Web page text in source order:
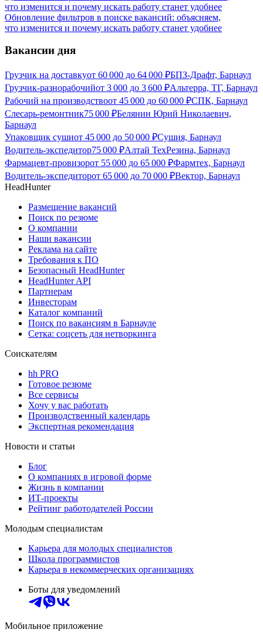
Обновление фильтров в поиске вакансий: объясняем,
что изменится и почему искать работу станет удобнее
Вакансии дня
Грузчик на доставкуот 60 000 до 64 000 ₽БПЗ-Драфт, Барнаул
Грузчик-разнорабочийот 3 000 до 3 600 ₽Альтерра, ТГ, Барнаул
Рабочий на производствоот 45 000 до 60 000 ₽СПК, Барнаул
Слесарь-ремонтник75 000 ₽Белянин Юрий Николаевич,
Барнаул
Упаковщик сушиот 45 000 до 50 000 ₽Сушия, Барнаул
Водитель-экспедитор75 000 ₽Алтай ТехРезина, Барнаул
Фармацевт-провизорот 55 000 до 65 000 ₽Фармтех, Барнаул
Водитель-экспедиторот 65 000 до 70 000 ₽Вектор, Барнаул
HeadHunter
Размещение вакансий
Поиск по резюме
О компании
Наши вакансии
Реклама на сайте
Требования к ПО
Безопасный HeadHunter
HeadHunter API
Партнерам
Инвесторам
Каталог компаний
Поиск по вакансиям в Барнауле
Сетка: соцсеть для нетворкинга
Соискателям
hh PRO
Готовое резюме
Все сервисы
Хочу у вас работать
Производственный календарь
Экспертная рекомендация
Новости и статьи
Блог
О компаниях в игровой форме
Жизнь в компании
ИТ-проекты
Рейтинг работодателей России
Молодым специалистам
Карьера для молодых специалистов
Школа программистов
Карьера в некоммерческих организациях
Боты для уведомлений
Мобильное приложение